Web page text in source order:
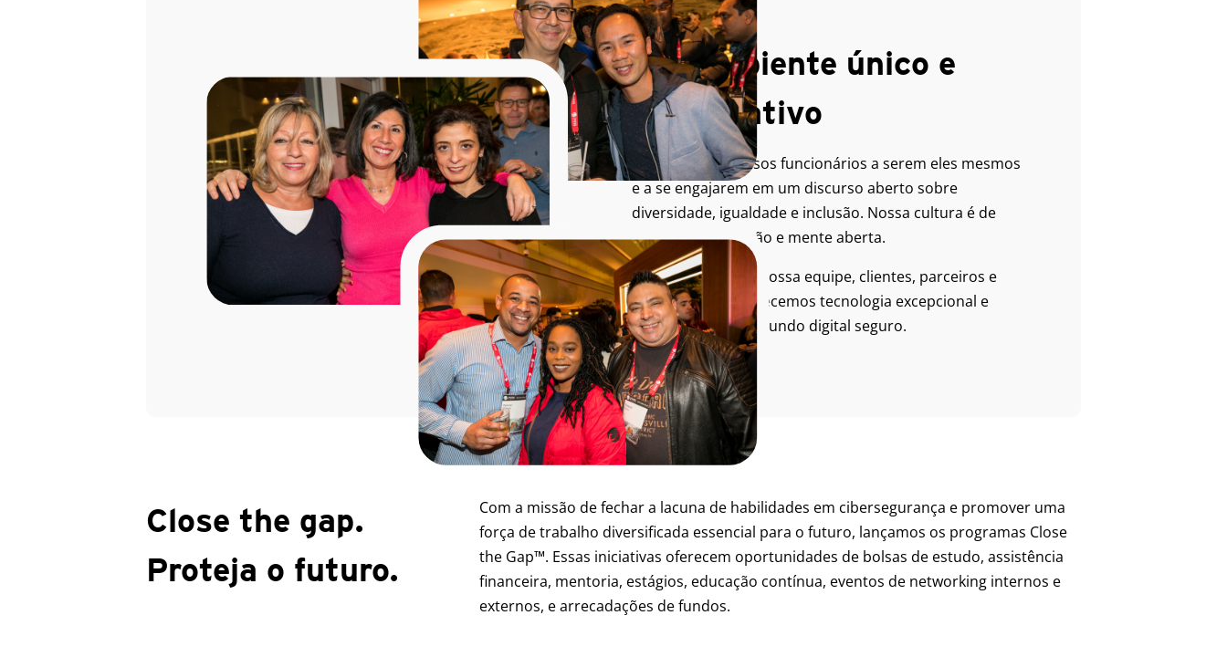
Um ambiente único e
colaborativo
Incentivamos nossos funcionários a serem eles mesmos
e a se engajarem em um discurso aberto sobre
diversidade, igualdade e inclusão. Nossa cultura é de
compaixão, inclusão e mente aberta.
Colaborando com nossa equipe, clientes, parceiros e
comunidades, fornecemos tecnologia excepcional e
promovemos um mundo digital seguro.
Close the gap.
Proteja o futuro.
Com a missão de fechar a lacuna de habilidades em cibersegurança e promover uma
força de trabalho diversificada essencial para o futuro, lançamos os programas Close
the Gap™. Essas iniciativas oferecem oportunidades de bolsas de estudo, assistência
financeira, mentoria, estágios, educação contínua, eventos de networking internos e
externos, e arrecadações de fundos.